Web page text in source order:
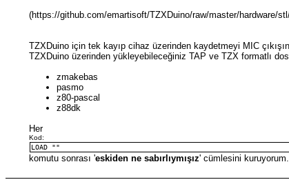
(https://github.com/emartisoft/TZXDuino/raw/master/hardware/
TZXDuino için tek kayıp cihaz üzerinden kaydetmeyi MIC
TZXDuino üzerinden yükleyebileceğiniz TAP ve TZX formatlı
zmakebas
pasmo
z80-pascal
z88dk
Her
Kod:
LOAD ""
komutu sonrası 'eskiden ne sabırlıymışız' cümlesini kuruyorum.